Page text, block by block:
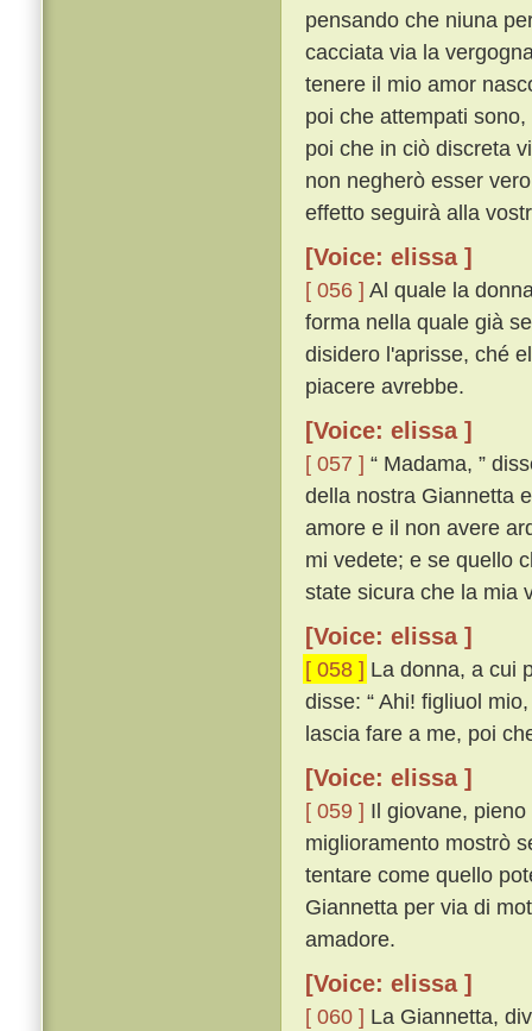
pensando che niuna
cacciata via la
tenere il mio amor
poi che attempati
poi che in ciò discreta
non negherò esser
effetto seguirà alla
[Voice: elissa ]
[ 056 ] Al quale la
forma nella quale già
disidero l'aprisse, ché
piacere avrebbe.
[Voice: elissa ]
[ 057 ] “ Madama, ”
della nostra Giannetta
amore e il non avere
mi vedete; e se quello
state sicura che la mia
[Voice: elissa ]
[ 058 ] La donna, a cui
disse: “ Ahi! figliuol
lascia fare a me, poi
[Voice: elissa ]
[ 059 ] Il giovane,
miglioramento mostrò
tentare come quello
Giannetta per via di
amadore.
[Voice: elissa ]
[ 060 ] La Giannetta,